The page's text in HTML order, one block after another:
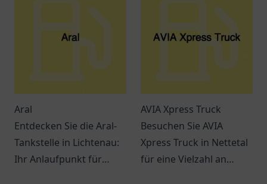
Aral
Entdecken Sie die Aral-
Tankstelle in Lichtenau:
Ihr Anlaufpunkt für
AVIA Xpress Truck
Besuchen Sie AVIA
Xpress Truck in Nettetal
für eine Vielzahl an